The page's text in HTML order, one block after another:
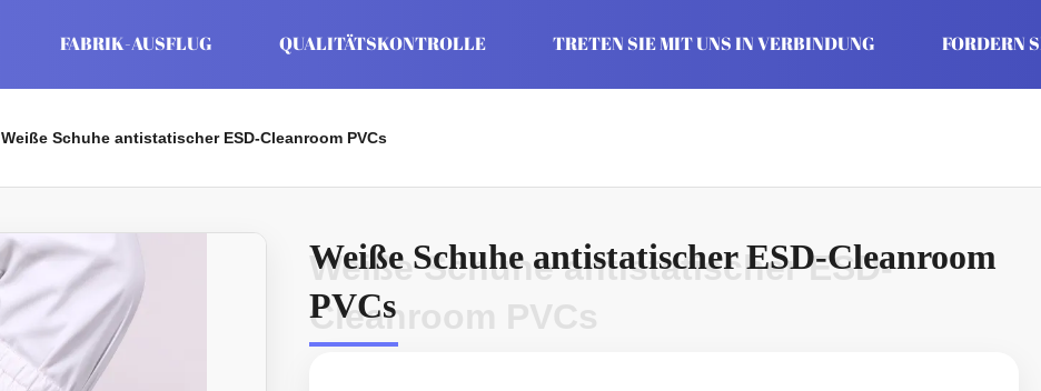
FABRIK-AUSFLUG QUALITÄTSKONTROLLE TRETEN SIE MIT UNS IN VERBINDUNG FORDERN
Weiße Schuhe antistatischer ESD-Cleanroom PVCs
Weiße Schuhe antistatischer ESD-Cleanroom
PVCs
Weiße Schuhe antistatischer ESD-
Cleanroom PVCs